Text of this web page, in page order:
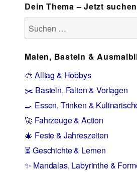
Dein Thema – Jetzt suchen
Suchen
nach:
Malen, Basteln &
🎨 Alltag & Hobbys
✂️ Basteln, Falten & Vorlagen
🍳 Essen, Trinken &
🚀 Fahrzeuge & Action
🎄 Feste & Jahreszeiten
⏳ Geschichte & Lernen
✨ Mandalas, Labyrinthe &